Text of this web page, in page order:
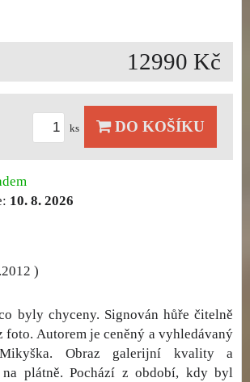
12990 Kč
ks DO KOŠÍKU
10. 8. 2026
)
byly chyceny. Signován hůře čitelně
Autorem je ceněný a vyhledávaný
Obraz galerijní kvality a
plátně. Pochází z období, kdy byl